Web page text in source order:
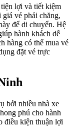
lợi và tiết kiệm
vé phải chăng,
để di chuyển. Hệ
hành khách dễ
hàng có thể mua vé
đặt vé trực
bởi nhiều nhà xe
phú cho hành
điều kiện thuận lợi